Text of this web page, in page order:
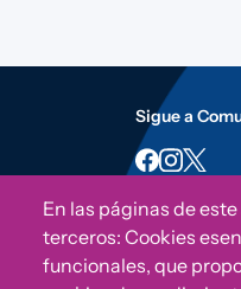
Sigue a
En las páginas de
terceros: Cookies
funcionales, que